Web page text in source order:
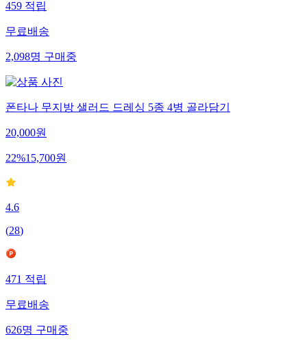
459적립
무료배송
2,098명구매중
폰타나 무지방 샐러드 드레싱 5종 4병 골라담기
20,000원
22%15,700원
4.6
(28)
471적립
무료배송
626명구매중